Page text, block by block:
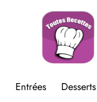
Entrées Desserts